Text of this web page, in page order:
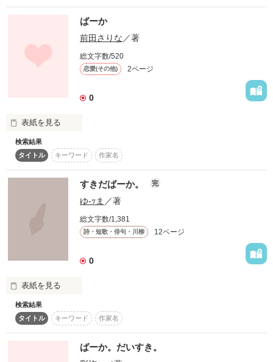
好きな女以外は完全無視の
オラオラ俺様系王子様
縣　桜牙　（大学1年）
自分を犠牲にしてまで
家族に尽くしちゃう
美甘　璃奈　　（高３）
暴走　　週末同居
じれ甘
♡はじまります♡
水無月   司(みなづき  つかさ)
麗子のクラスにくる転校生。麗子を好きに...
作品を読む
いつも楽しく話してるじゃん。
なんで気づいてくんないんだよ。
その鈍感な態度が気に食わないの。
私の気持ちに気づいて！
ばーか
前田さりな／著
総文字数/520
恋愛(その他) 2ページ
0
表紙を見る
幼稚園からずーっと一緒
別に幼稚園の時はなんも思ってなかったんだよ？
なんやろ…
わからんけど…
あいつをみると胸がきゅんきゅんする…
作品を読む
検索結果
タイトル
キーワード 作家名
すきだばーか。 完
ゆ-ｯま ／著
総文字数/1,381
詩・短歌・俳句・川柳 12ページ
0
表紙を見る
すき。
すき。すき。すき、、、
検索結果
タイトル
キーワード 作家名
ばーか。だいすき。